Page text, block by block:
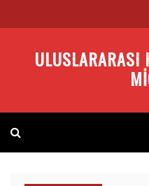
to
ULUSLARARASI